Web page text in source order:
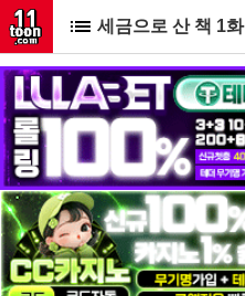
세금으로 산 책 1화